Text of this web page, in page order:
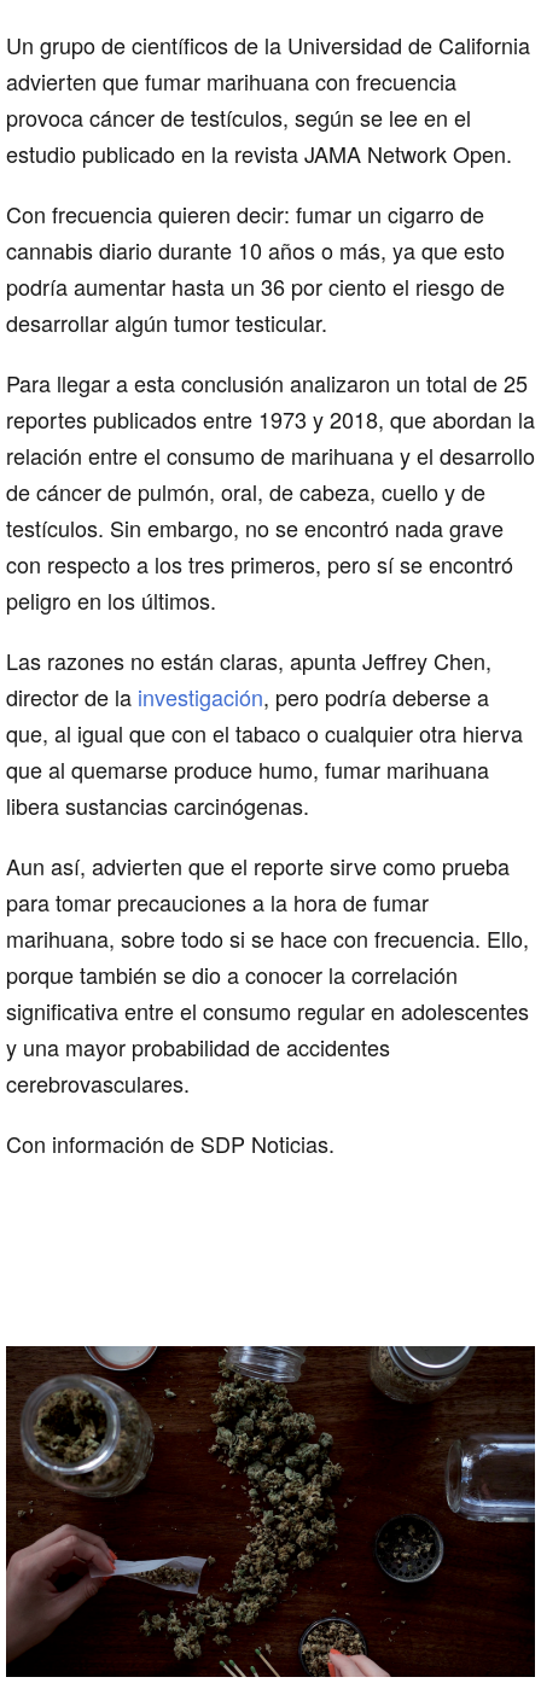
Un grupo de científicos de la Universidad de California
advierten quefumar marihuanacon frecuencia
provoca cáncer de testículos, según se lee en el
estudio publicado en la revistaJAMA Network Open.
Con frecuencia quieren decir: fumar un cigarro de
cannabis diario durante 10 años o más, ya que esto
podría aumentar hasta un 36 por cientoel riesgo de
desarrollar algún tumor testicular.
Para llegar a esta conclusión analizaron un total de 25
reportes publicados entre 1973 y 2018, que abordan la
relación entre el consumo de marihuanay el desarrollo
decáncerde pulmón, oral, de cabeza, cuello yde
testículos. Sin embargo, no se encontró nada grave
con respecto a los tres primeros, pero sí se encontró
peligro en los últimos.
Las razones no están claras, apunta Jeffrey Chen,
director de la investigación, pero podría deberse a
que, al igual que con el tabaco o cualquier otra hierva
que al quemarse produce humo, fumar marihuana
libera sustanciascarcinógenas.
Aun así, advierten que el reporte sirve como prueba
para tomar precauciones a la hora de fumar
marihuana, sobre todo si se hace con frecuencia. Ello,
porque también se dio a conocer la correlación
significativa entre el consumo regular en adolescentes
y una mayor probabilidad deaccidentes
cerebrovasculares.
Con información de SDP Noticias.